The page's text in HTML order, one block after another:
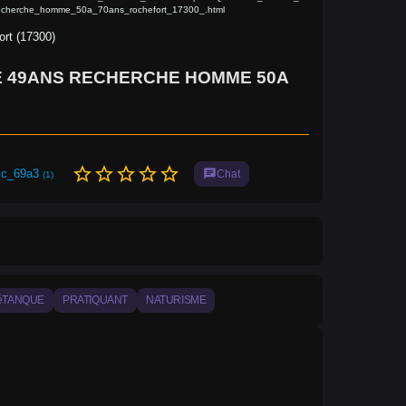
(17300)
49ANS RECHERCHE HOMME 50A
(1) star_borderstar_borderstar_borderstar_borderstar_border chatChat
PRATIQUANT NATURISME